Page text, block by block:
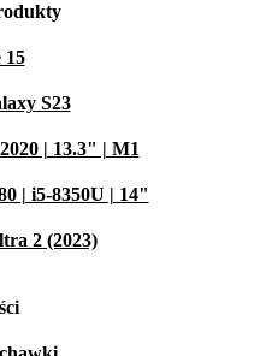
15
S23
| 13.3" | M1
| i5-8350U | 14"
2 (2023)